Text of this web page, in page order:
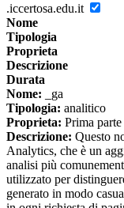
.iccertosa.edu.it
Nome
Tipologia
Proprieta
Descrizione
Durata
Nome: _ga
Tipologia: analitico
Proprieta: Prima parte
Descrizione: Questo
Analytics, che è un
analisi più
utilizzato per
generato in modo